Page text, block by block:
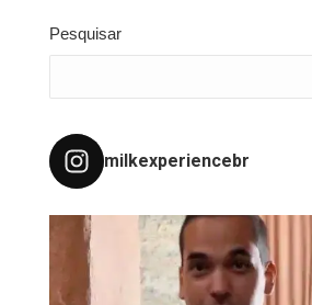
Pesquisar
milkexperiencebr